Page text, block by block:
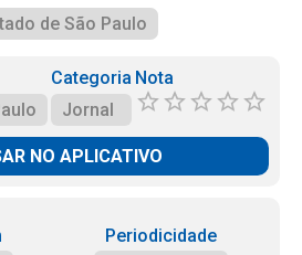
de São Paulo
Categoria
Jornal
Nota
NO APLICATIVO
Periodicidade